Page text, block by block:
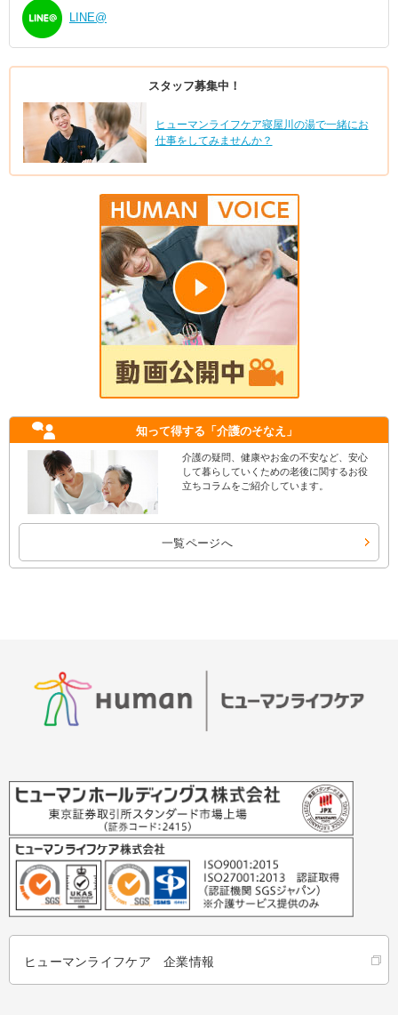
LINE@
スタッフ募集中！
ヒューマンライフケア寝屋川の湯で一緒にお
仕事をしてみませんか？
知って得する 「介護のそなえ」
介護の疑問、健康やお金の不安など、安心
して暮らしていくための老後に関するお役
立ちコラムをご紹介しています。
一覧ページへ
ヒューマンライフケア 企業情報